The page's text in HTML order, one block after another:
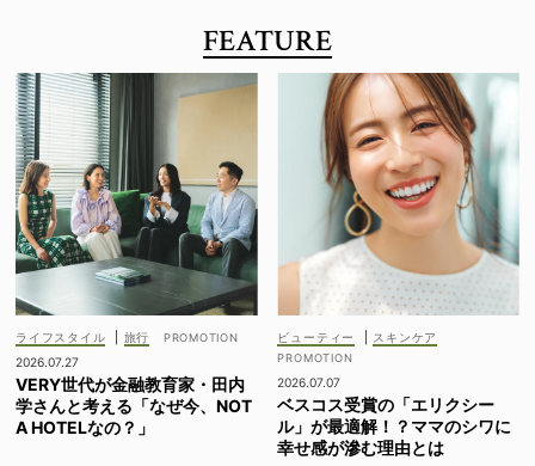
FEATURE
ライフスタイル
旅行
2026.07.27
VERY世代が金融教育家・田内
学さんと考える「なぜ今、NOT
A HOTELなの？」
ビューティー スキンケア
2026.07.07
ベスコス受賞の「エリクシー
ル」が最適解！？ママのシワに
幸せ感が滲む理由とは